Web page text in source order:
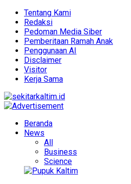
Tentang Kami
Redaksi
Pedoman Media Siber
Pemberitaan Ramah Anak
Penggunaan AI
Disclaimer
Visitor
Kerja Sama
Beranda
News
All
Business
Science